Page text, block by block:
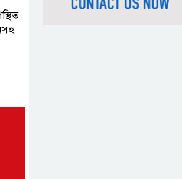
‘শিশু মুক্তিযোদ্ধা’